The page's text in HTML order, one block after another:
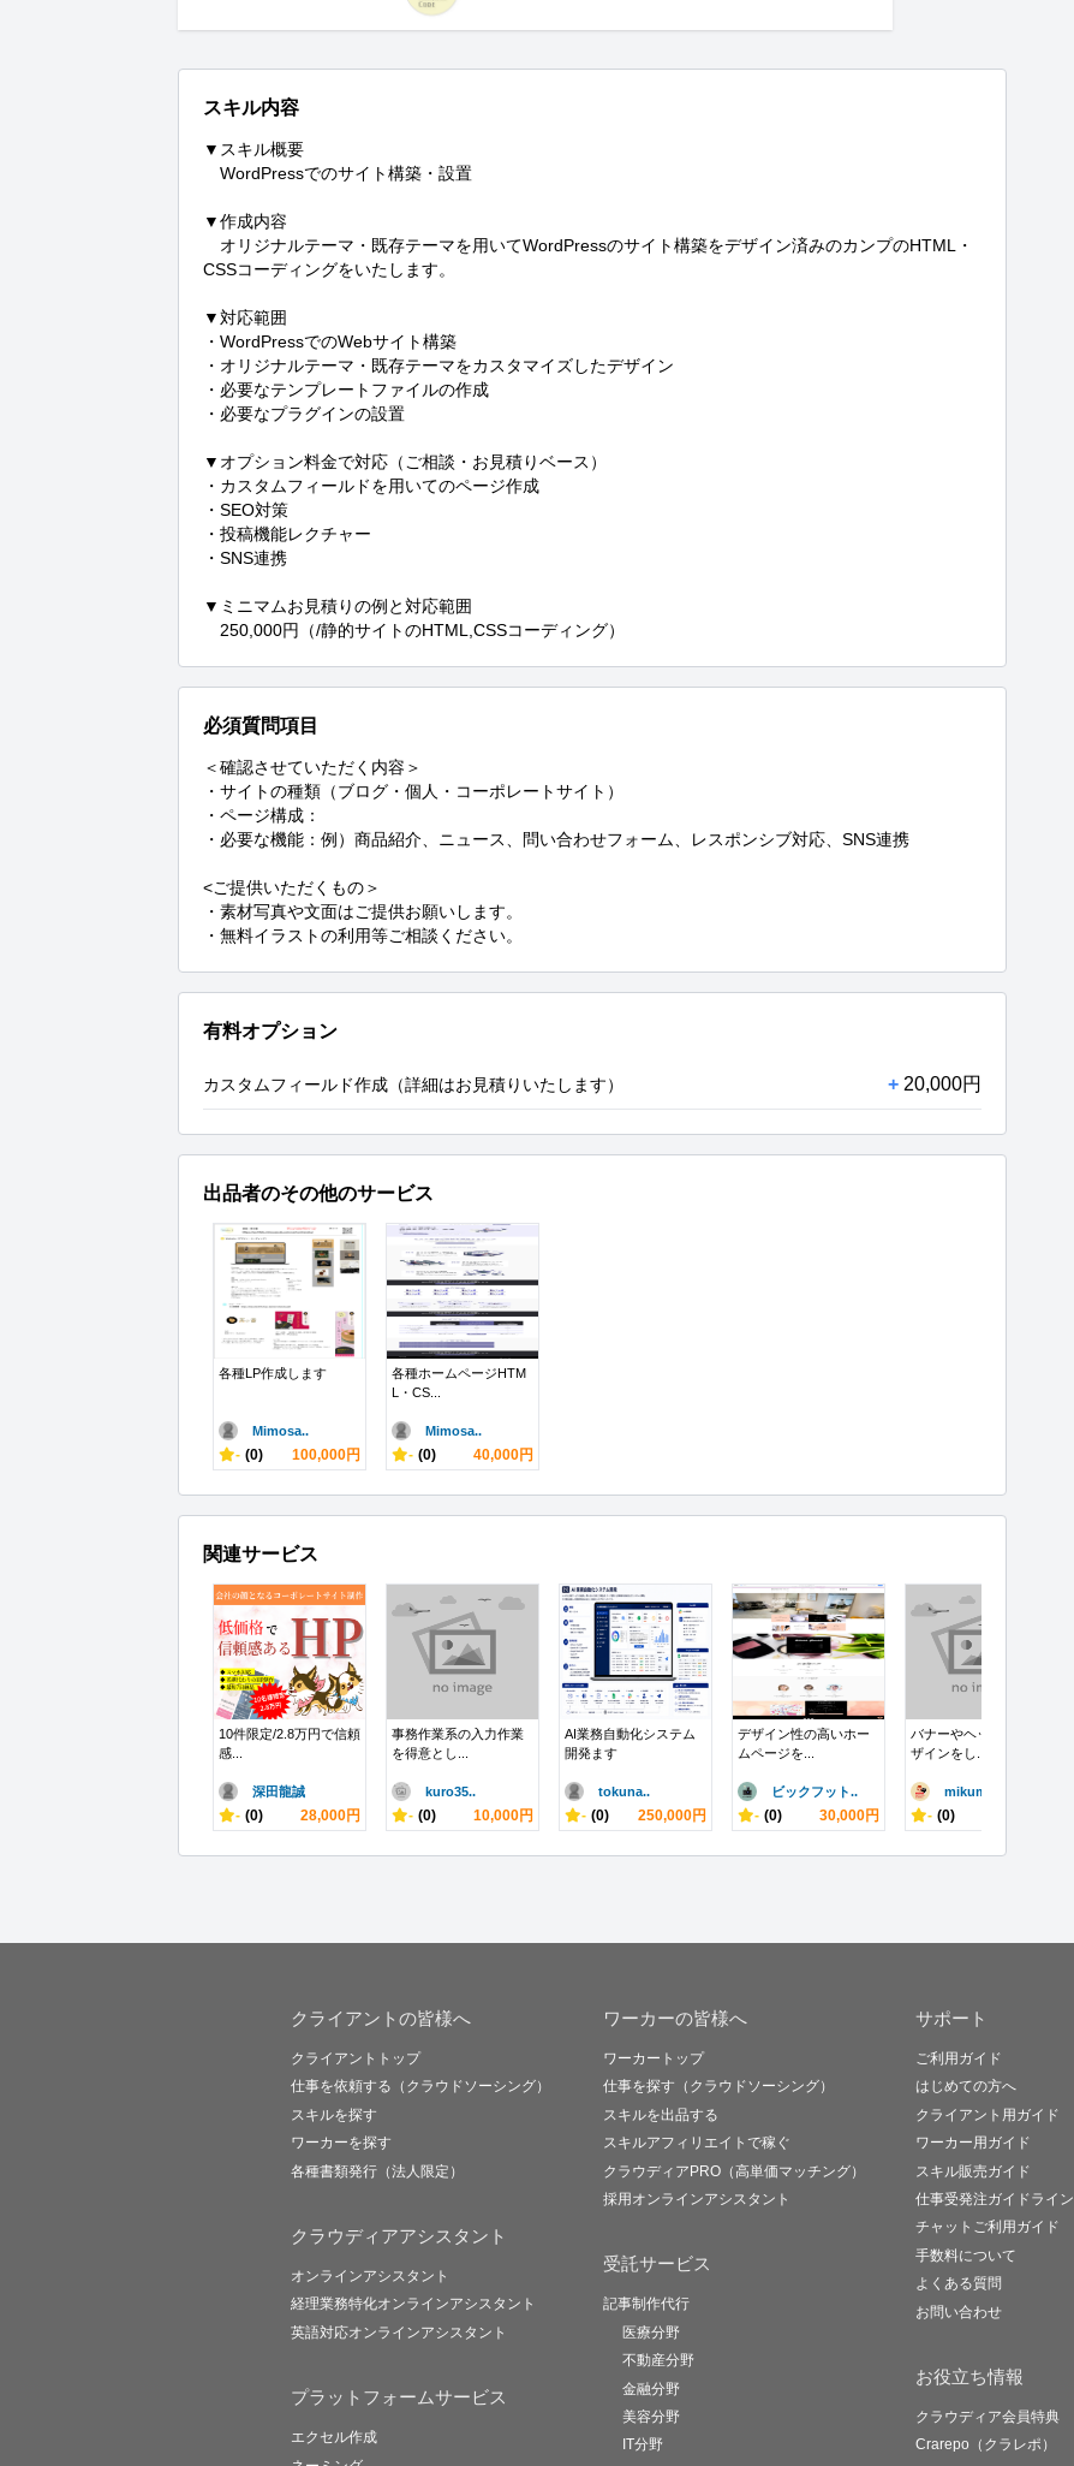
スキル内容
▼スキル概要
WordPressでのサイト構築・設置
▼作成内容
オリジナルテーマ・既存テーマを用いてWordPressのサイト構築をデザイン済みのカンプのHTML・
CSSコーディングをいたします。
▼対応範囲
・WordPressでのWebサイト構築
・オリジナルテーマ・既存テーマをカスタマイズしたデザイン
・必要なテンプレートファイルの作成
・必要なプラグインの設置
▼オプション料金で対応（ご相談・お見積りベース）
・カスタムフィールドを用いてのページ作成
・SEO対策
・投稿機能レクチャー
・SNS連携
▼ミニマムお見積りの例と対応範囲
250,000円（/静的サイトのHTML,CSSコーディング）
必須質問項目
＜確認させていただく内容＞
・サイトの種類（ブログ・個人・コーポレートサイト）
・ページ構成：
・必要な機能：例）商品紹介、ニュース、問い合わせフォーム、レスポンシブ対応、SNS連携
<ご提供いただくもの＞
・素材写真や文面はご提供お願いします。
・無料イラストの利用等ご相談ください。
有料オプション
カスタムフィールド作成（詳細はお見積りいたします） + 20,000円
出品者のその他のサービス
各種LP作成します
Mimosa..
- (0) 100,000円
各種ホームページHTM
L・CS...
Mimosa..
- (0) 40,000円
関連サービス
10件限定/2.8万円で信頼
感...
深田龍誠
- (0) 28,000円
事務作業系の入力作業
を得意とし...
kuro35..
- (0) 10,000円
AI業務自動化システム
開発ます
tokuna..
- (0) 250,000円
デザイン性の高いホー
ムページを...
ビックフット..
- (0) 30,000円
バナーやヘッダーのデ
ザインをし...
mikumi..
- (0)
クライアントの皆様へ
クライアントトップ
仕事を依頼する（クラウドソーシング）
スキルを探す
ワーカーを探す
各種書類発行（法人限定）
クラウディアアシスタント
オンラインアシスタント
経理業務特化オンラインアシスタント
英語対応オンラインアシスタント
プラットフォームサービス
エクセル作成
ワーカーの皆様へ
ワーカートップ
仕事を探す（クラウドソーシング）
スキルを出品する
スキルアフィリエイトで稼ぐ
クラウディアPRO（高単価マッチング）
採用オンラインアシスタント
受託サービス
記事制作代行
医療分野
不動産分野
金融分野
美容分野
IT分野
サポート
ご利用ガイド
はじめての方へ
クライアント用ガイド
ワーカー用ガイド
スキル販売ガイド
仕事受発注ガイドライン
チャットご利用ガイド
手数料について
よくある質問
お問い合わせ
お役立ち情報
クラウディア会員特典
Crarepo（クラレポ）